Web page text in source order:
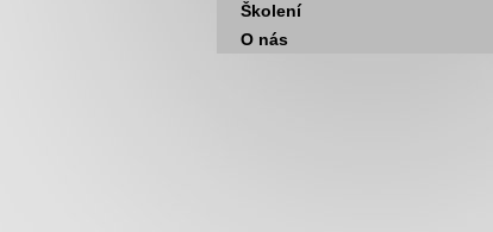
Školení
O nás